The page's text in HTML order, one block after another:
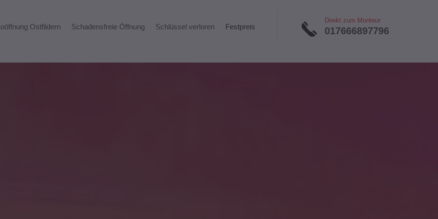
Ostfildern Schadensfreie Öffnung Schlüssel verloren Festpreis
Direkt zum Monteur
017666897796